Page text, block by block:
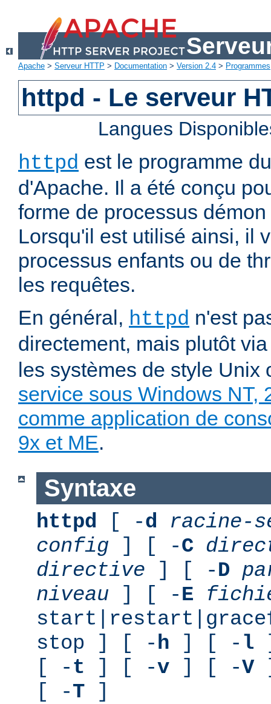
Apache > Serveur HTTP > Documentation > Version 2.4 > Programmes
httpd - Le serveur
Langues
httpd est le programme
d'Apache. Il a été conçu
forme de processus
Lorsqu'il est utilisé ainsi, il
processus enfants ou de
les requêtes.
En général, httpd n'est
directement, mais plutôt
les systèmes de style Unix
service sous Windows NT,
comme application de
9x et ME.
Syntaxe
httpd [ -d
racine-
config ] [ -C
directive ] [ -D
niveau ] [ -E
stop ] [ -h ] [ - l
[ -t ] [ -v ] [ -V
[ -T ]